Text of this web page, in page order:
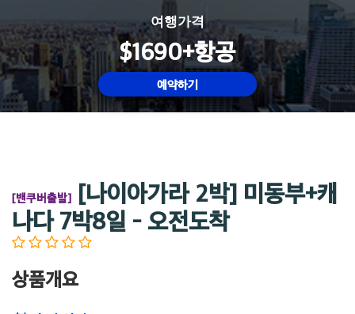
여행가격
$1690+항공
예약하기
[밴쿠버출발] [나이아가라 2박] 미동부+캐
나다 7박8일 - 오전도착
상품개요